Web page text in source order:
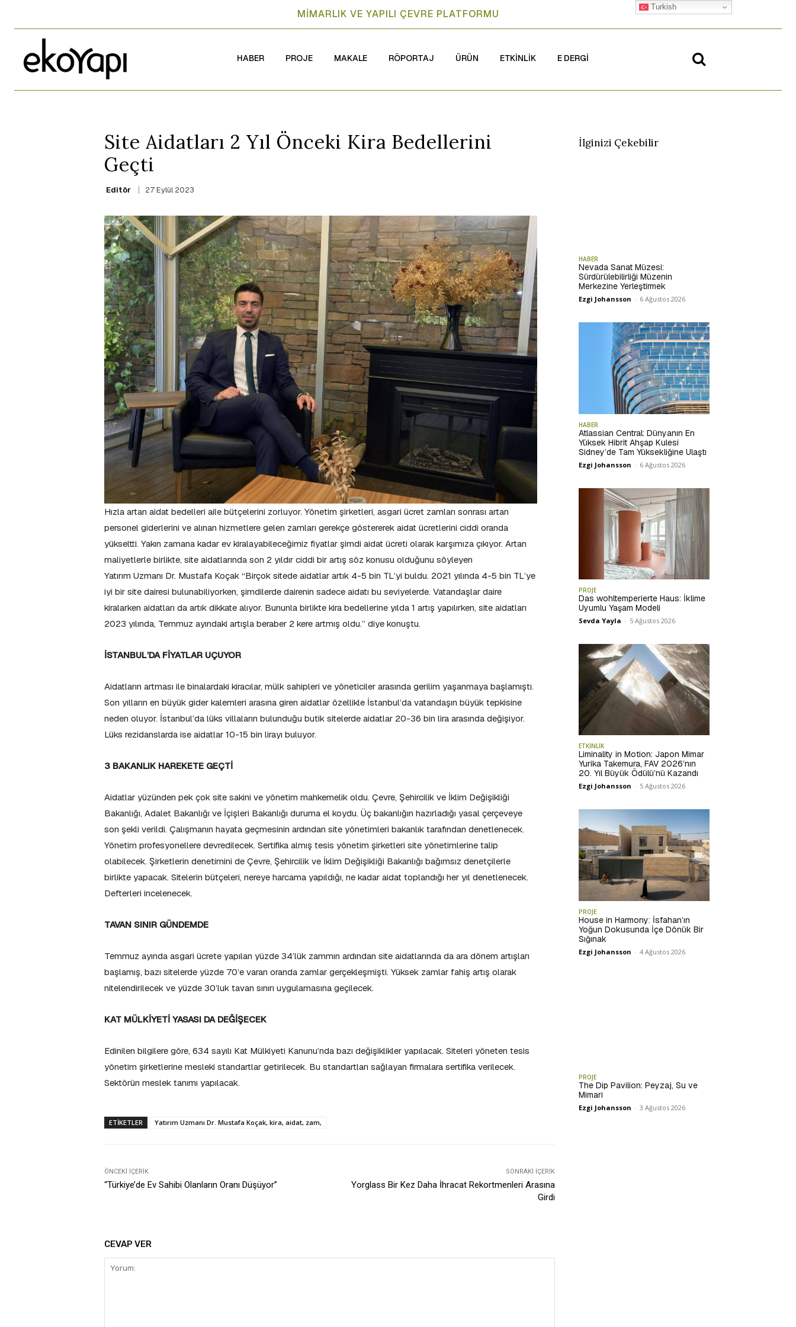
MİMARLIK VE YAPILI ÇEVRE PLATFORMU
HABER PROJE MAKALE RÖPORTAJ ÜRÜN ETKİNLİK E DERGİ
Site Aidatları 2 Yıl Önceki Kira Bedellerini
Geçti
Editör 27 Eylül 2023
Hızla artan aidat bedelleri aile bütçelerini zorluyor. Yönetim şirketleri, asgari ücret zamları sonrası artan
personel giderlerini ve alınan hizmetlere gelen zamları gerekçe göstererek aidat ücretlerini ciddi oranda
yükseltti. Yakın zamana kadar ev kiralayabileceğimiz fiyatlar şimdi aidat ücreti olarak karşımıza çıkıyor. Artan
maliyetlerle birlikte, site aidatlarında son 2 yıldır ciddi bir artış söz konusu olduğunu söyleyen
Yatırım Uzmanı Dr. Mustafa Koçak “Birçok sitede aidatlar artık 4-5 bin TL’yi buldu. 2021 yılında 4-5 bin TL’ye
iyi bir site dairesi bulunabiliyorken, şimdilerde dairenin sadece aidatı bu seviyelerde. Vatandaşlar daire
kiralarken aidatları da artık dikkate alıyor. Bununla birlikte kira bedellerine yılda 1 artış yapılırken, site aidatları
2023 yılında, Temmuz ayındaki artışla beraber 2 kere artmış oldu.” diye konuştu.
İSTANBUL’DA FİYATLAR UÇUYOR
Aidatların artması ile binalardaki kiracılar, mülk sahipleri ve yöneticiler arasında gerilim yaşanmaya başlamıştı.
Son yılların en büyük gider kalemleri arasına giren aidatlar özellikle İstanbul’da vatandaşın büyük tepkisine
neden oluyor. İstanbul’da lüks villaların bulunduğu butik sitelerde aidatlar 20-36 bin lira arasında değişiyor.
Lüks rezidanslarda ise aidatlar 10-15 bin lirayı buluyor.
3 BAKANLIK HAREKETE GEÇTİ
Aidatlar yüzünden pek çok site sakini ve yönetim mahkemelik oldu. Çevre, Şehircilik ve İklim Değişikliği
Bakanlığı, Adalet Bakanlığı ve İçişleri Bakanlığı duruma el koydu. Üç bakanlığın hazırladığı yasal çerçeveye
son şekli verildi. Çalışmanın hayata geçmesinin ardından site yönetimleri bakanlık tarafından denetlenecek.
Yönetim profesyonellere devredilecek. Sertifika almış tesis yönetim şirketleri site yönetimlerine talip
olabilecek. Şirketlerin denetimini de Çevre, Şehircilik ve İklim Değişikliği Bakanlığı bağımsız denetçilerle
birlikte yapacak. Sitelerin bütçeleri, nereye harcama yapıldığı, ne kadar aidat toplandığı her yıl denetlenecek.
Defterleri incelenecek.
TAVAN SINIR GÜNDEMDE
Temmuz ayında asgari ücrete yapılan yüzde 34’lük zammın ardından site aidatlarında da ara dönem artışları
başlamış, bazı sitelerde yüzde 70’e varan oranda zamlar gerçekleşmişti. Yüksek zamlar fahiş artış olarak
nitelendirilecek ve yüzde 30’luk tavan sınırı uygulamasına geçilecek.
KAT MÜLKİYETİ YASASI DA DEĞİŞECEK
Edinilen bilgilere göre, 634 sayılı Kat Mülkiyeti Kanunu’nda bazı değişiklikler yapılacak. Siteleri yöneten tesis
yönetim şirketlerine mesleki standartlar getirilecek. Bu standartları sağlayan firmalara sertifika verilecek.
Sektörün meslek tanımı yapılacak.
ETIKETLER Yatırım Uzmanı Dr. Mustafa Koçak, kira, aidat, zam,
ÖNCEKI İÇERIK
“Türkiye’de Ev Sahibi Olanların Oranı Düşüyor”
SONRAKI İÇERIK
Yorglass Bir Kez Daha İhracat Rekortmenleri Arasına
Girdi
CEVAP VER
İlginizi Çekebilir
HABER
Nevada Sanat Müzesi:
Sürdürülebilirliği Müzenin
Merkezine Yerleştirmek
Ezgi Johansson - 6 Ağustos 2026
HABER
Atlassian Central: Dünyanın En
Yüksek Hibrit Ahşap Kulesi
Sidney’de Tam Yüksekliğine Ulaştı
Ezgi Johansson - 6 Ağustos 2026
PROJE
Das wohltemperierte Haus: İklime
Uyumlu Yaşam Modeli
Sevda Yayla - 5 Ağustos 2026
ETKİNLİK
Liminality in Motion: Japon Mimar
Yurika Takemura, FAV 2026’nın
20. Yıl Büyük Ödülü’nü Kazandı
Ezgi Johansson - 5 Ağustos 2026
PROJE
House in Harmony: İsfahan’ın
Yoğun Dokusunda İçe Dönük Bir
Sığınak
Ezgi Johansson - 4 Ağustos 2026
PROJE
The Dip Pavilion: Peyzaj, Su ve
Mimari
Ezgi Johansson - 3 Ağustos 2026
Turkish